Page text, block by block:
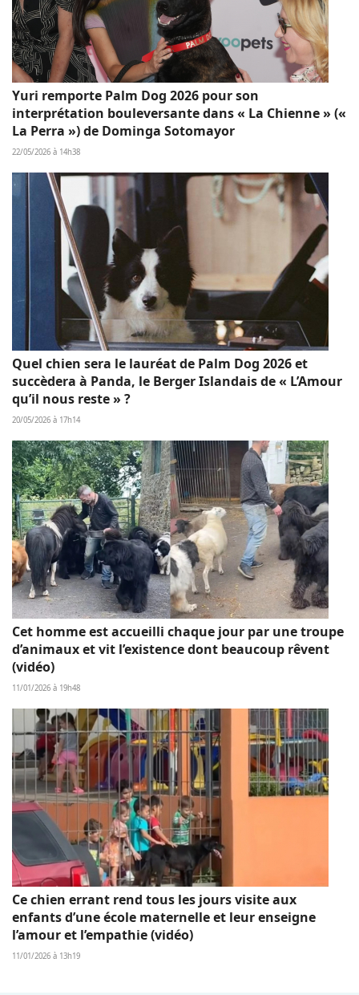
Yuri remporte Palm Dog 2026 pour son
interprétation bouleversante dans « La Chienne » («
La Perra ») de Dominga Sotomayor
22/05/2026 à 14h38
Quel chien sera le lauréat de Palm Dog 2026 et
succèdera à Panda, le Berger Islandais de « L’Amour
qu’il nous reste » ?
20/05/2026 à 17h14
Cet homme est accueilli chaque jour par une troupe
d’animaux et vit l’existence dont beaucoup rêvent
(vidéo)
11/01/2026 à 19h48
Ce chien errant rend tous les jours visite aux
enfants d’une école maternelle et leur enseigne
l’amour et l’empathie (vidéo)
11/01/2026 à 13h19